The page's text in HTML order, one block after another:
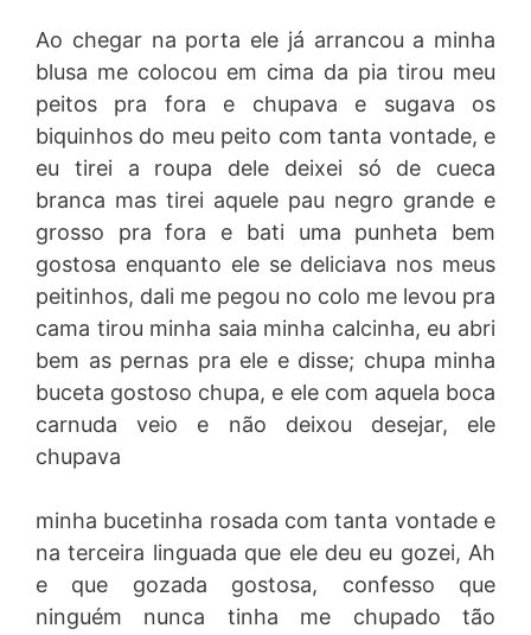
Ao chegar na porta ele já arrancou a minha
blusa me colocou em cima da pia tirou meu
peitos pra fora e chupava e sugava os
biquinhos do meu peito com tanta vontade, e
eu tirei a roupa dele deixei só de cueca
branca mas tirei aquele pau negro grande e
grosso pra fora e bati uma punheta bem
gostosa enquanto ele se deliciava nos meus
peitinhos, dali me pegou no colo me levou pra
cama tirou minha saia minha calcinha, eu abri
bem as pernas pra ele e disse; chupa minha
buceta gostoso chupa, e ele com aquela boca
carnuda veio e não deixou desejar, ele
chupava
minha bucetinha rosada com tanta vontade e
na terceira linguada que ele deu eu gozei, Ah
e que gozada gostosa, confesso que
ninguém nunca tinha me chupado tão